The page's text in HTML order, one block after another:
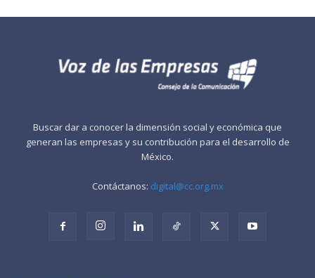
Buscar dar a conocer la dimensión social y económica que
generan las empresas y su contribución para el desarrollo de
México.
Contáctanos: digital@cc.org.mx